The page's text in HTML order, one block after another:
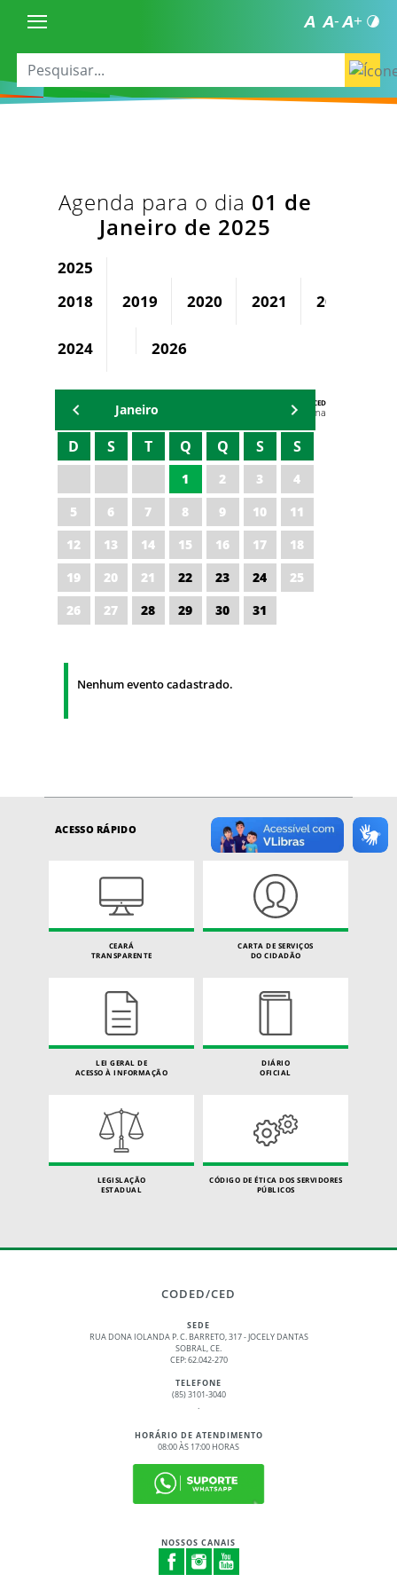
Agenda para o dia 01 de
Janeiro de 2025
2025
2018
2019 2020 2021 2022
2024 2026
AGENDA DA CODED/CED
Vagna Lima
Janeiro
D S T Q Q S S
1 2 3
4
5
6 7 8 9 10
11
12
13 14 15 16 17
18
19
20 21 22 23 24
25
26
27 28 29 30 31
Nenhum evento cadastrado.
ACESSO RÁPIDO
CEARÁ
TRANSPARENTE
CARTA DE SERVIÇOS
DO CIDADÃO
LEI GERAL DE
ACESSO À INFORMAÇÃO
DIÁRIO
OFICIAL
LEGISLAÇÃO
ESTADUAL
CÓDIGO DE ÉTICA DOS SERVIDORES
PÚBLICOS
CODED/CED
SEDE
RUA DONA IOLANDA P. C. BARRETO, 317 - JOCELY DANTAS
SOBRAL, CE.
CEP: 62.042-270
TELEFONE
(85) 3101-3040
.
HORÁRIO DE ATENDIMENTO
08:00 ÀS 17:00 HORAS
NOSSOS CANAIS